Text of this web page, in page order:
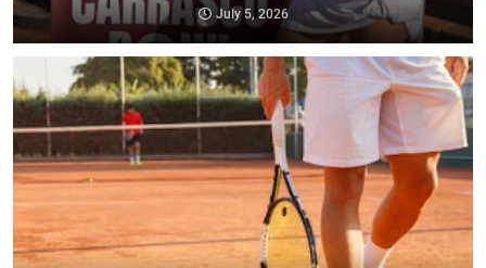
July 5, 2026